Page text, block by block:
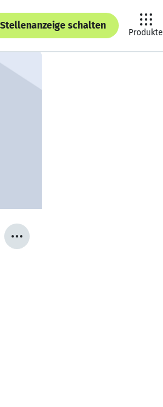
Stellenanzeige schalten
Produkte